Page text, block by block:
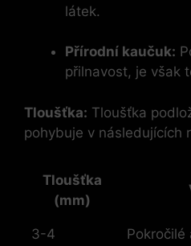
látek.
Přírodní kaučuk:
přilnavost, je však
Tloušťka: Tloušťka
pohybuje v následujících
Tloušťka
(mm)
3-4 Pokročilé